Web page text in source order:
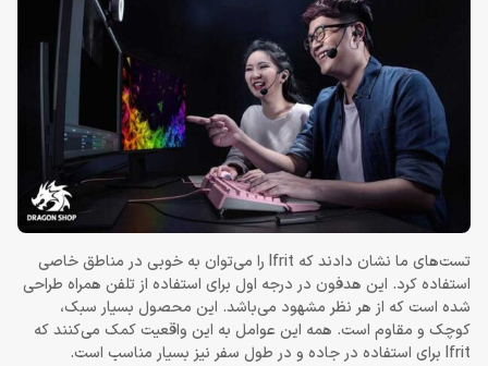
تست‌های ما نشان دادند که Ifrit را می‌توان به خوبی در مناطق خاصی
استفاده کرد. این هدفون در درجه اول برای استفاده از تلفن همراه طراحی
شده است که از هر نظر مشهود می‌باشد. این محصول بسیار سبک،
کوچک و مقاوم است. همه این عوامل به این واقعیت کمک می‌کنند که
Ifrit برای استفاده در جاده و در طول سفر نیز بسیار مناسب است.